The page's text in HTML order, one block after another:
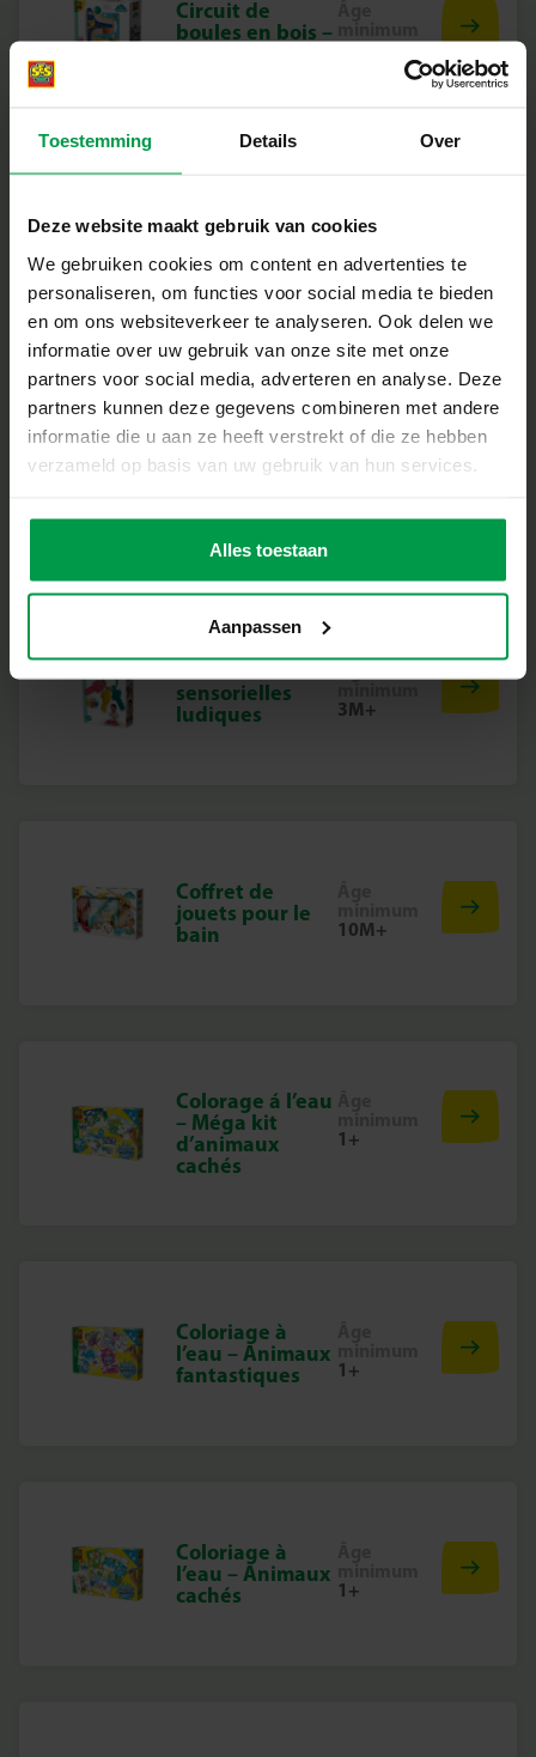
Toestemming Details Over
Deze website maakt gebruik van cookies
We gebruiken cookies om content en advertenties te
personaliseren, om functies voor social media te bieden
en om ons websiteverkeer te analyseren. Ook delen we
informatie over uw gebruik van onze site met onze
partners voor social media, adverteren en analyse. Deze
partners kunnen deze gegevens combineren met andere
informatie die u aan ze heeft verstrekt of die ze hebben
verzameld op basis van uw gebruik van hun services.
Alles toestaan
Aanpassen
Circuit de
boules en bois –
Circuit routier
en feutre 20pcs
Âge
minimum
24M+
Circuit routier
en feutre 40pcs
Âge
minimum
sensorielles
ludiques
3M+
Coffret de
jouets pour le
bain
10M+
Colorage á l’eau
– Méga kit
d’animaux
cachés
1+
Coloriage à
l’eau – Animaux
fantastiques
1+
Coloriage à
l’eau – Animaux
cachés
1+